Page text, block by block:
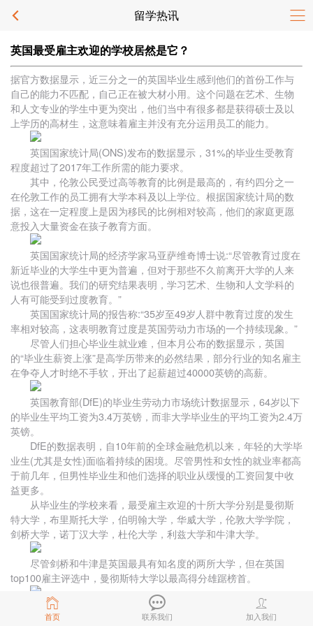
留学热讯
首页 联系我们 加入我们
英国最受雇主欢迎的学校居然是它？
据官方数据显示，近三分之一的英国毕业生感到他们的首份工作与
自己的能力不匹配，自己正在被大材小用。这个问题在艺术、生物
和人文专业的学生中更为突出，他们当中有很多都是获得硕士及以
上学历的高材生，这意味着雇主并没有充分运用员工的能力。
英国国家统计局(ONS)发布的数据显示，31%的毕业生受教育
程度超过了2017年工作所需的能力要求。
其中，伦敦公民受过高等教育的比例是最高的，有约四分之一
在伦敦工作的员工拥有大学本科及以上学位。根据国家统计局的数
据，这在一定程度上是因为移民的比例相对较高，他们的家庭更愿
意投入大量资金在孩子教育方面。
英国国家统计局的经济学家马亚萨维奇博士说:“尽管教育过度在
新近毕业的大学生中更为普遍，但对于那些不久前离开大学的人来
说也很普遍。我们的研究结果表明，学习艺术、生物和人文学科的
人有可能受到过度教育。”
英国国家统计局的报告称:“35岁至49岁人群中教育过度的发生
率相对较高，这表明教育过度是英国劳动力市场的一个持续现象。”
尽管人们担心毕业生就业难，但本月公布的数据显示，英国
的“毕业生薪资上涨”是高学历带来的必然结果，部分行业的知名雇主
在争夺人才时绝不手软，开出了起薪超过40000英镑的高薪。
英国教育部(DfE)的毕业生劳动力市场统计数据显示，64岁以下
的毕业生平均工资为3.4万英镑，而非大学毕业生的平均工资为2.4万
英镑。
DfE的数据表明，自10年前的全球金融危机以来，年轻的大学毕
业生(尤其是女性)面临着持续的困境。尽管男性和女性的就业率都高
于前几年，但男性毕业生和他们选择的职业从缓慢的工资回复中收
益更多。
从毕业生的学校来看，最受雇主欢迎的十所大学分别是曼彻斯
特大学，布里斯托大学，伯明翰大学，华威大学，伦敦大学学院，
剑桥大学，诺丁汉大学，杜伦大学，利兹大学和牛津大学。
尽管剑桥和牛津是英国最具有知名度的两所大学，但在英国
top100雇主评选中，曼彻斯特大学以最高得分雄踞榜首。
关于曼彻斯特大学